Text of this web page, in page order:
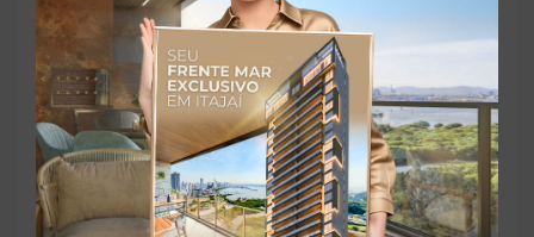
Playground
Quadra poliesportiva
Sala de jogos